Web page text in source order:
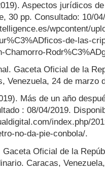
Aspectos jurídicos
30 pp. Consultado: 10/
wpcontent/
de-las-
Chamorro-
Gaceta Oficial de la
Venezuela, 24 de marzo
Más de un año
: 08/04/2019.
index.php/
no-da-pie-conbola/.
Oficial de la
Caracas,